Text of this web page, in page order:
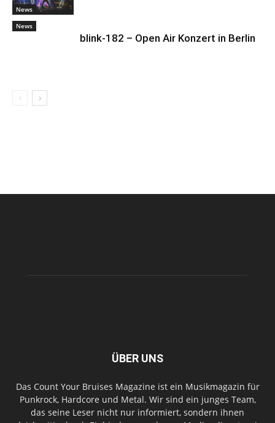
News
News
blink-182 – Open Air Konzert in Berlin
ÜBER UNS
Das Count Your Bruises Magazine ist ein Musikmagazin für
Punkrock, Hardcore und Metal. Wir sind ein junges Team,
das seine Leser nicht nur informiert, sondern ihnen